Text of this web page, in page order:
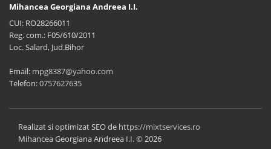
Mihancea Georgiana Andreea I.I.
CUI: RO28266011
Reg. com.: F05/610/2011
Loc. Salard, Jud.Bihor
Email: mpg8387@yahoo.com
Telefon:0757627635
Realizat si optimizat SEO de https://mixtservices.ro
Mihancea Georgiana Andreea I.I. © 2026